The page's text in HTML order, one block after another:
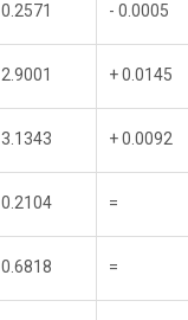
0.2571 - 0.0005
2.9001 + 0.0145
3.1343 + 0.0092
0.2104 =
0.6818 =